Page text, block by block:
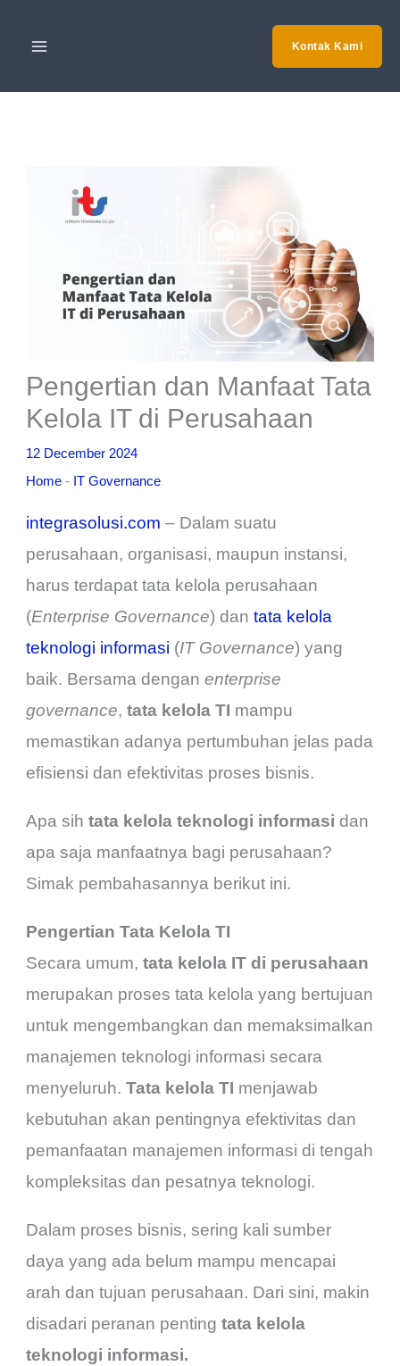
Kontak Kami
Pengertian dan Manfaat Tata
Kelola IT di Perusahaan
12 December 2024
Home - IT Governance
integrasolusi.com – Dalam suatu
perusahaan, organisasi, maupun instansi,
harus terdapat tata kelola perusahaan
(Enterprise Governance) dantata kelola
teknologi informasi (IT Governance) yang
baik. Bersama denganenterprise
governance,tata kelola TI mampu
memastikan adanya pertumbuhan jelas pada
efisiensi dan efektivitas proses bisnis.
Apa sihtata kelola teknologi informasi dan
apa saja manfaatnya bagi perusahaan?
Simak pembahasannya berikut ini.
Pengertian Tata Kelola TI
Secara umum,tata kelola IT di perusahaan
merupakan proses tata kelola yang bertujuan
untuk mengembangkan dan memaksimalkan
manajemen teknologi informasi secara
menyeluruh.Tata kelola TI menjawab
kebutuhan akan pentingnya efektivitas dan
pemanfaatan manajemen informasi di tengah
kompleksitas dan pesatnya teknologi.
Dalam proses bisnis, sering kali sumber
daya yang ada belum mampu mencapai
arah dan tujuan perusahaan. Dari sini, makin
disadari peranan pentingtata kelola
teknologi informasi.